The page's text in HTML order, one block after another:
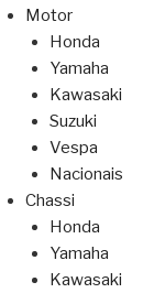
Motor
Honda
Yamaha
Kawasaki
Suzuki
Vespa
Nacionais
Chassi
Honda
Yamaha
Kawasaki